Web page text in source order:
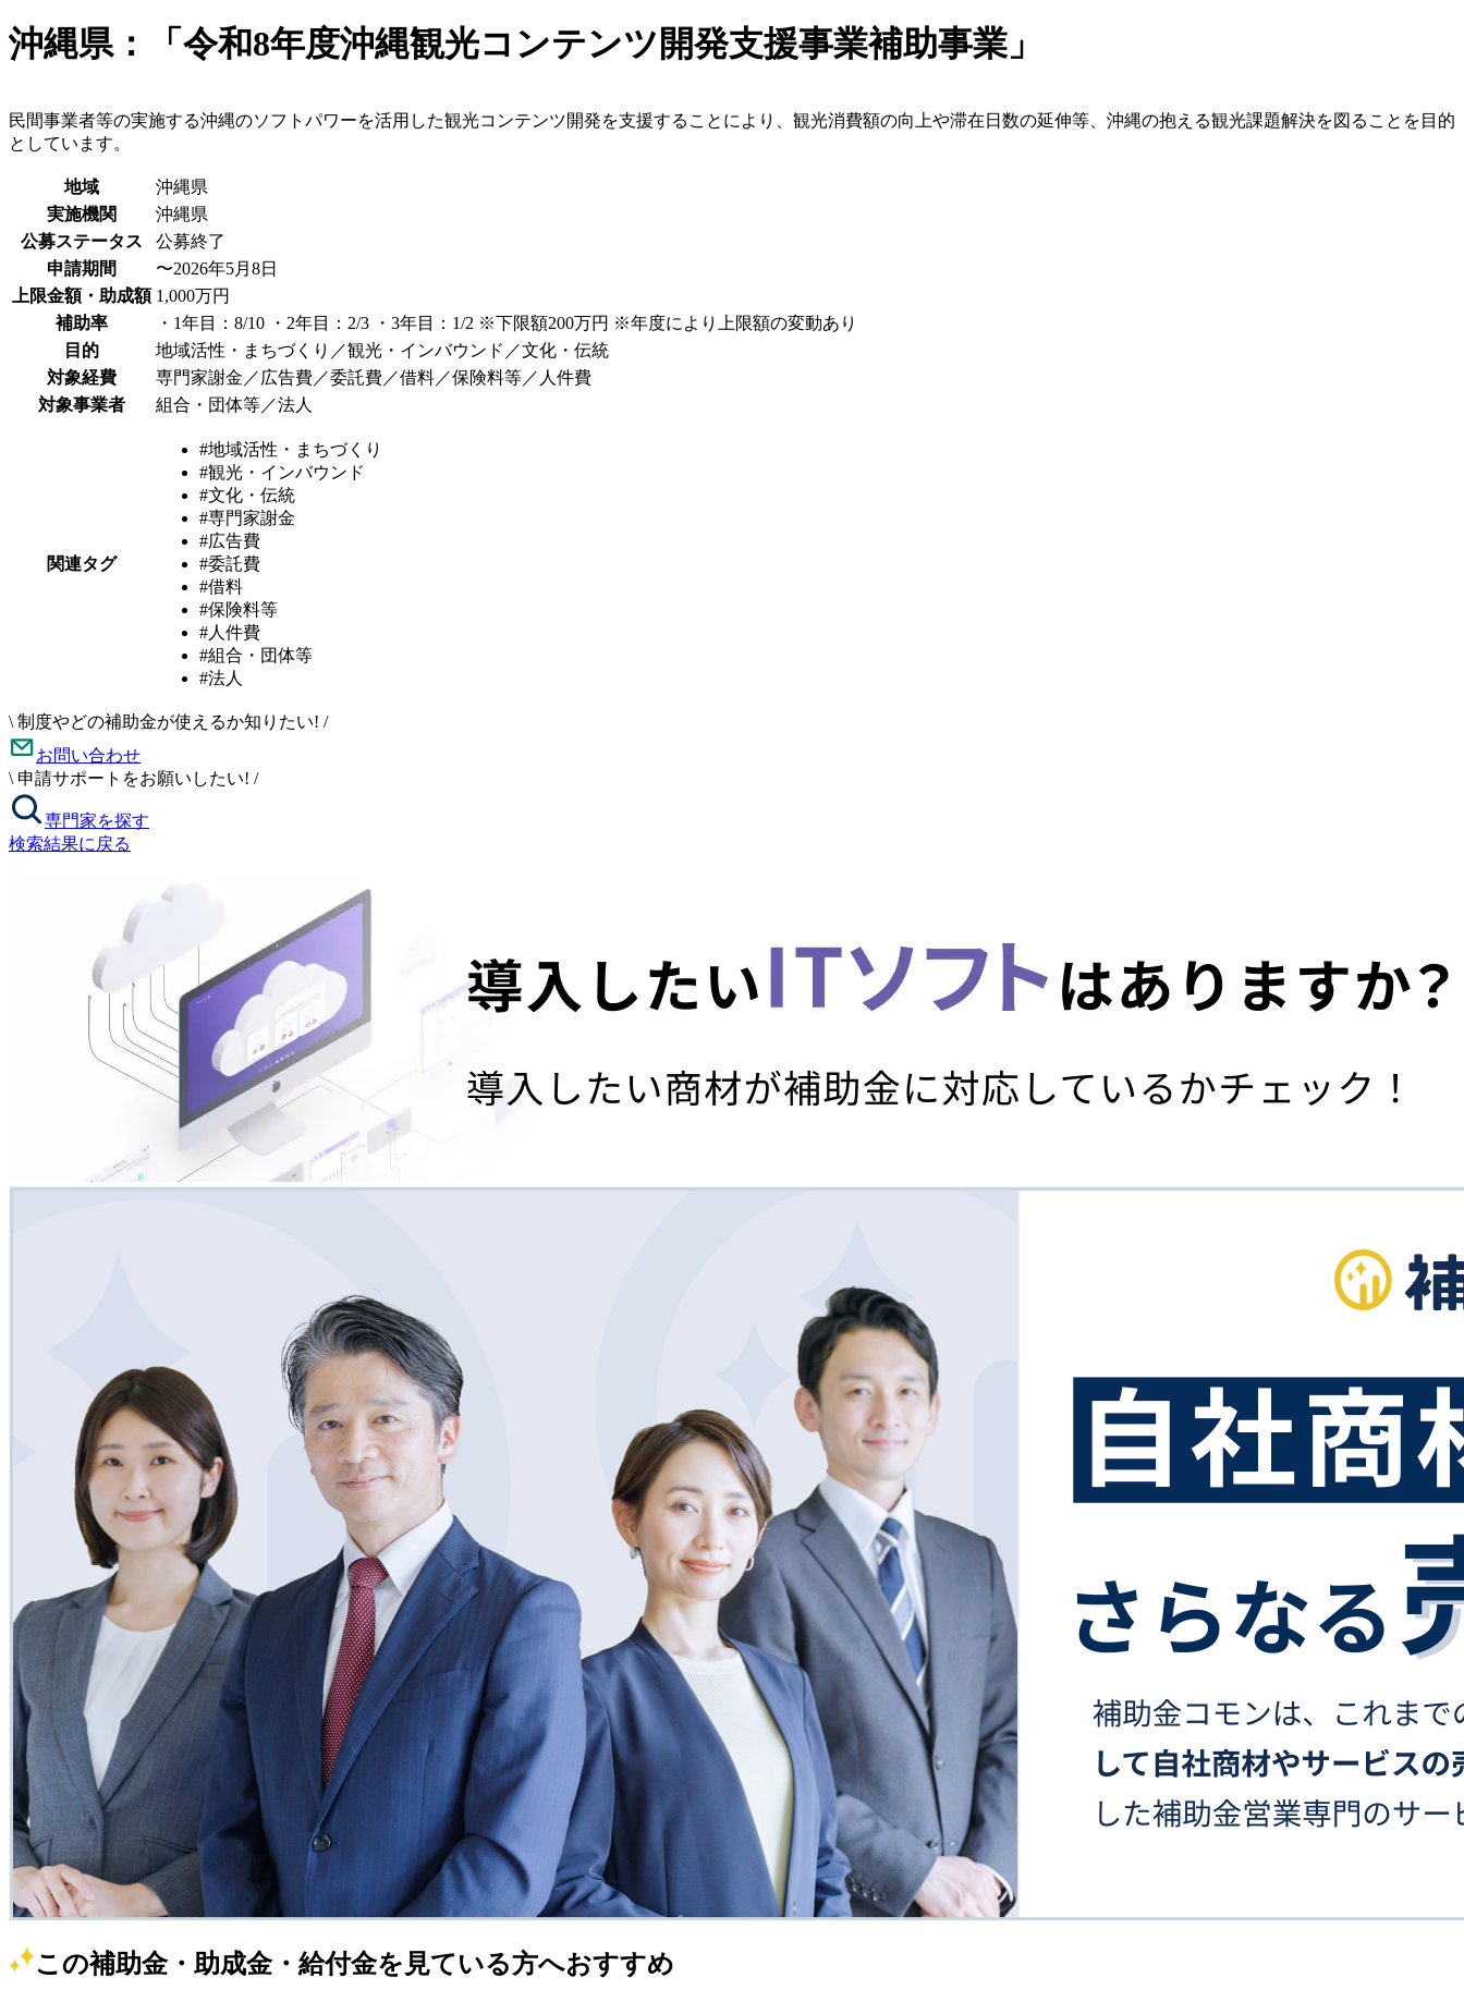
沖縄県：「令和8年度沖縄観光コンテンツ開発支援事業補助事業」
民間事業者等の実施する沖縄のソフトパワーを活用した観光コンテンツ開発を支援することにより、観光消費額の向上や滞在日数の延伸等、沖縄の抱える観光課題解決を図ることを目的
としています。
地域
沖縄県
実施機関
沖縄県
公募ステータス
公募終了
申請期間
〜2026年5月8日
上限金額・助成額 1,000万円
補助率
・1年目：8/10 ・2年目：2/3 ・3年目：1/2 ※下限額200万円 ※年度により上限額の変動あり
目的
地域活性・まちづくり／観光・インバウンド／文化・伝統
対象経費
専門家謝金／広告費／委託費／借料／保険料等／人件費
対象事業者
組合・団体等／法人
関連タグ
#地域活性・まちづくり
#観光・インバウンド
#文化・伝統
#専門家謝金
#広告費
#委託費
#借料
#保険料等
#人件費
#組合・団体等
#法人
\ 制度やどの補助金が使えるか知りたい! /
お問い合わせ
\ 申請サポートをお願いしたい! /
専門家を探す
検索結果に戻る
この補助金・助成金・給付金を見ている方へおすすめ